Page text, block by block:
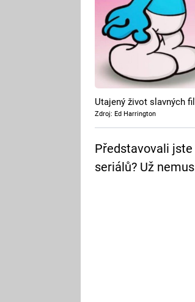
Utajený život slavných
Zdroj: Ed Harrington
Představovali
seriálů? Už